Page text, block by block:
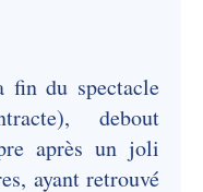
du spectacle
debout
après un joli
ayant retrouvé